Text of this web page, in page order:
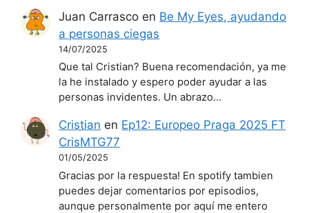
Juan Carrasco en Be My Eyes, ayudando
a personas ciegas
14/07/2025
Que tal Cristian? Buena recomendación, ya me
la he instalado y espero poder ayudar a las
personas invidentes. Un abrazo…
Cristian en Ep12: Europeo Praga 2025 FT
CrisMTG77
01/05/2025
Gracias por la respuesta! En spotify tambien
puedes dejar comentarios por episodios,
aunque personalmente por aquí me entero